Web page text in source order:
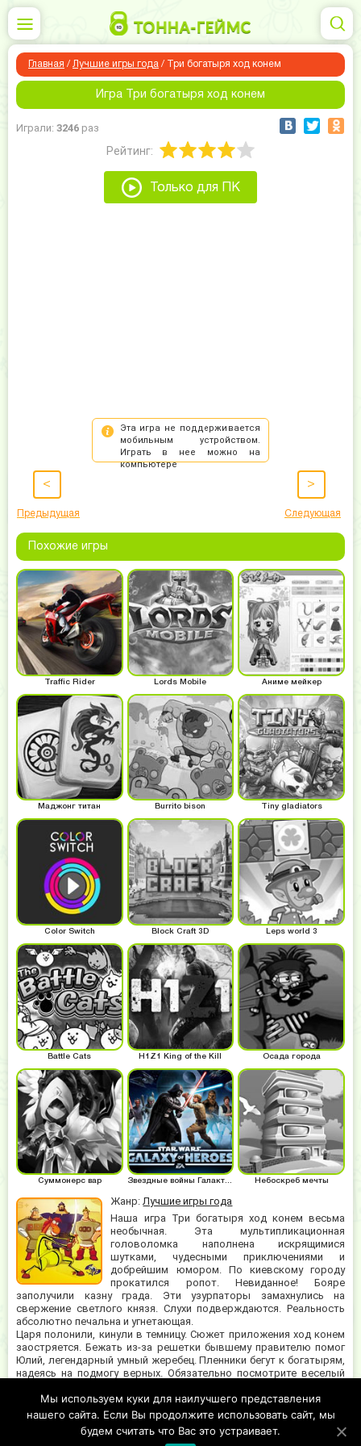
Главная / Лучшие игры года / Три богатыря ход конем
Игра Три богатыря ход конем
Играли: 3246 раз
Рейтинг:
Только для ПК
<
Предыдущая
>
Следующая
Жанр:Лучшие игры года
Наша игра Три богатыря ход конем весьма
необычная. Эта мультипликационная
головоломка наполнена искрящимися
шутками, чудесными приключениями и
добрейшим юмором. По киевскому городу
прокатился ропот. Невиданное! Бояре
заполучили казну града. Эти узурпаторы замахнулись на
свержение светлого князя. Слухи подверждаются. Реальность
абсолютно печальна и угнетающая.
Царя полонили, кинули в темницу. Сюжет приложения ход конем
заостряется. Бежать из-за решетки бывшему правителю помог
Юлий, легендарный умный жеребец. Пленники бегут к богатырям,
надеясь на подмогу верных. Обязательно посмотрите веселый
соединились и направились в очередную авантюру. Ребят ждут
веселые и тяжелые испытания на храбрость и выносливость.
Помогайте им в затеянной авантюре.
Похожие игры
Traffic Rider Lords Mobile Аниме мейкер
Маджонг титан Burrito bison Tiny gladiators
Color Switch Block Craft 3D Leps world 3
Battle Cats H1Z1 King of the Kill Осада города
Суммонерс вар Звездные войны Галактика героев Небоскреб мечты
Мы используем куки для наилучшего представления
нашего сайта. Если Вы продолжите использовать сайт, мы
будем считать что Вас это устраивает.